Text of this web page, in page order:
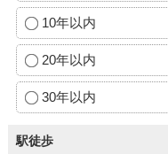
10年以内
20年以内
30年以内
駅徒歩